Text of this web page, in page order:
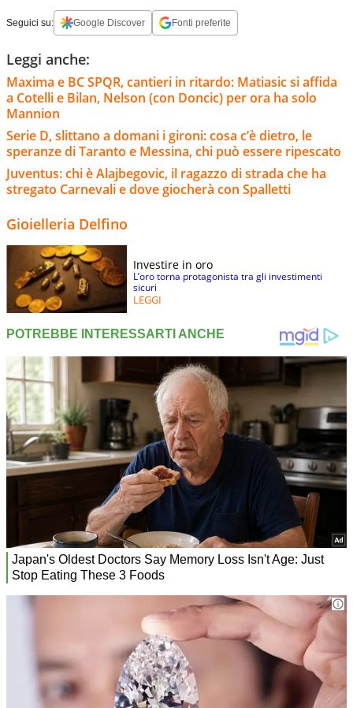
Seguici su: Google Discover Fonti preferite
Leggi anche:
Maxima e BC SPQR, cantieri in ritardo: Matiasic si affida
a Cotelli e Bilan, Nelson (con Doncic) per ora ha solo
Mannion
Serie D, slittano a domani i gironi: cosa c’è dietro, le
speranze di Taranto e Messina, chi può essere ripescato
Juventus: chi è Alajbegovic, il ragazzo di strada che ha
stregato Carnevali e dove giocherà con Spalletti
Gioielleria Delfino
Investire in oro
L’oro torna protagonista tra gli investimenti
sicuri
LEGGI